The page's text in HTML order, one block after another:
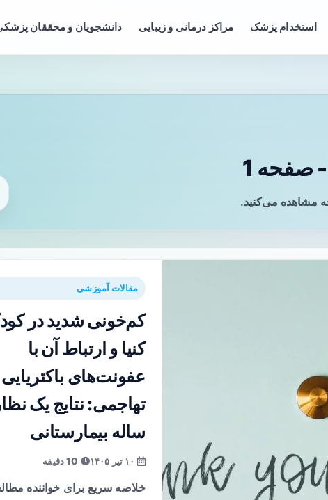
استخدام پزشک مراکز درمانی و زیبایی دانشجویان و محققان
مقالات آموزشی
کم‌خونی شدید در
کنیا و ارتباط آن با
عفونت‌های باکتریایی
ساله بیمارستانی